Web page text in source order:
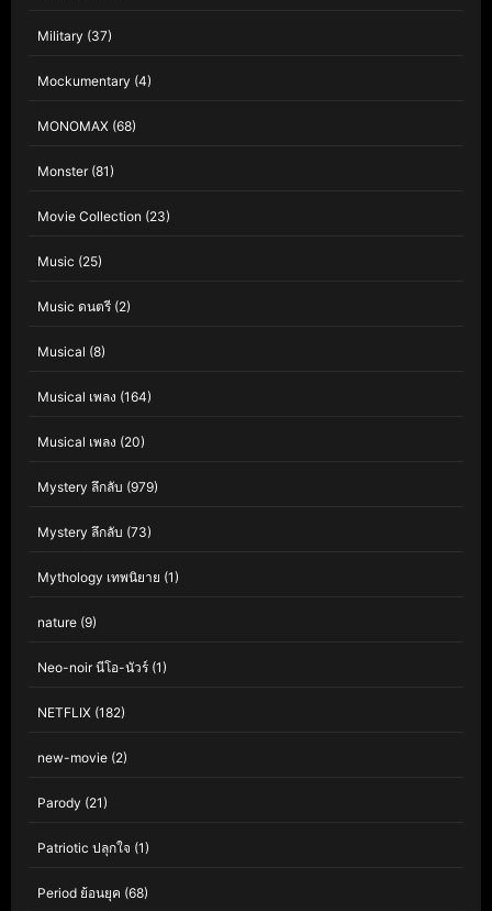
Military (37)
Mockumentary (4)
MONOMAX (68)
Monster(81)
Movie Collection (23)
Music (25)
Music ดนตรี (2)
Musical (8)
Musical เพลง (164)
Musical เพลง (20)
Mystery ลึกลับ (979)
Mystery ลึกลับ (73)
Mythology เทพนิยาย (1)
nature (9)
Neo-noir นีโอ-นัวร์ (1)
NETFLIX (182)
new-movie (2)
Parody (21)
Patriotic ปลุกใจ (1)
Period ย้อนยุค (68)